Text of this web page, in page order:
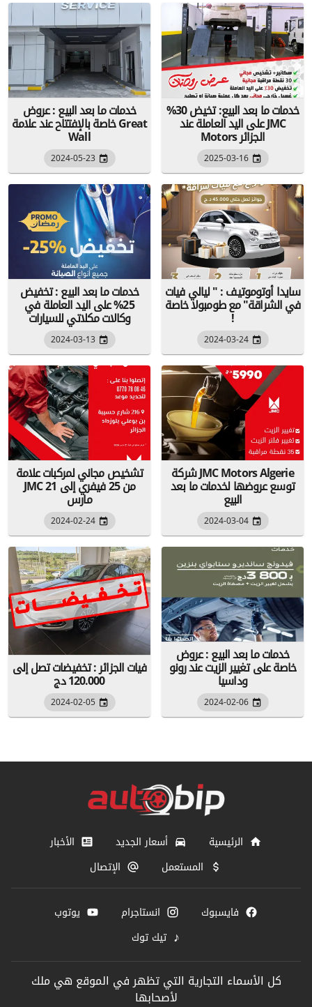
خدمات ما بعد البيع: تخيض 30%
على اليد العاملة عند JMC
Motors الجزائر
2025-03-16
خدمات ما بعد البيع : عروض
خاصة بالإفتتاح عند علامة Great
Wall
2024-05-23
سايدا أوتوموتيف : " ليالي فيات
في الشراقة" مع طومبولا خاصة
!
2024-03-24
خدمات ما بعد البيع : تخفيض
25% على اليد العاملة في
وكالات مكلاتي للسيارات
2024-03-13
شركة JMC Motors Algerie
توسع عروضها لخدمات ما بعد
البيع
2024-03-04
تشخيص مجاني لمركبات علامة
JMC من 25 فيفري إلى 21
مارس
2024-02-24
خدمات ما بعد البيع : عروض
خاصة على تغيير الزيت عند رونو
وداسيا
2024-02-06
فيات الجزائر : تخفيضات تصل إلى
120.000 دج
2024-02-05
الرئيسية أسعار الجديد
الأخبار
المستعمل
الإتصال
فايسبوك انستاجرام يوتوب
♪ تيك توك
كل الأسماء التجارية التي تظهر في الموقع هي ملك
لأصحابها